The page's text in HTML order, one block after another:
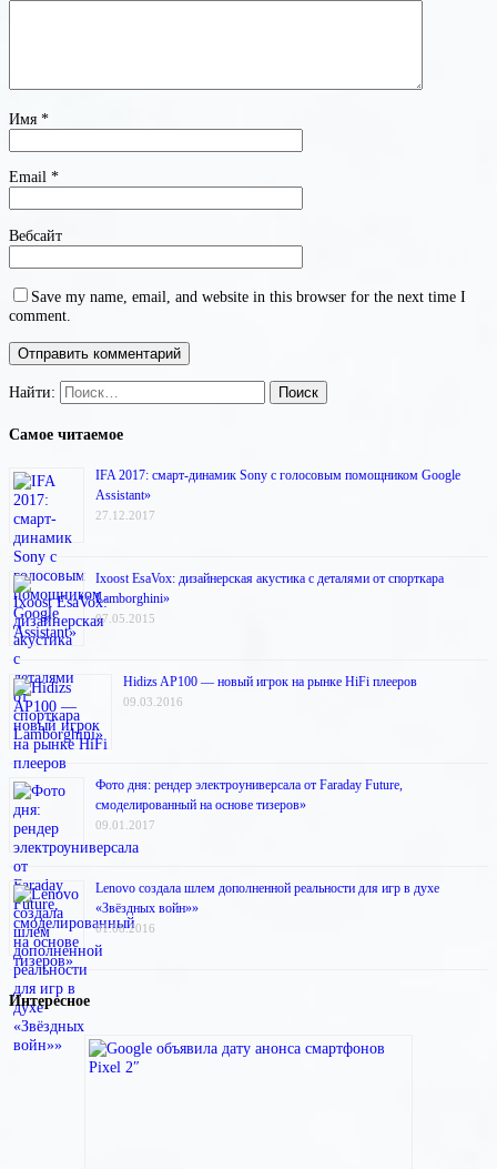
Имя *
Email *
Вебсайт
Save my name, email, and website in this browser for the next time I
comment.
Найти:
Самое читаемое
IFA 2017: смарт-динамик Sony с голосовым помощником Google
Assistant»
27.12.2017
Ixoost EsaVox: дизайнерская акустика с деталями от спорткара
Lamborghini»
07.05.2015
Hidizs AP100 — новый игрок на рынке HiFi плееров
09.03.2016
Фото дня: рендер электроуниверсала от Faraday Future,
смоделированный на основе тизеров»
09.01.2017
Lenovo создала шлем дополненной реальности для игр в духе
«Звёздных войн»»
01.08.2016
Интересное